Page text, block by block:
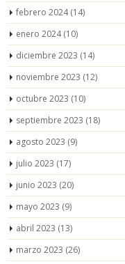
febrero 2024(14)
enero 2024(10)
diciembre 2023 (14)
noviembre 2023 (12)
octubre 2023 (10)
septiembre 2023 (18)
agosto 2023 (9)
julio 2023 (17)
junio 2023 (20)
mayo 2023 (9)
abril 2023 (13)
marzo 2023 (26)